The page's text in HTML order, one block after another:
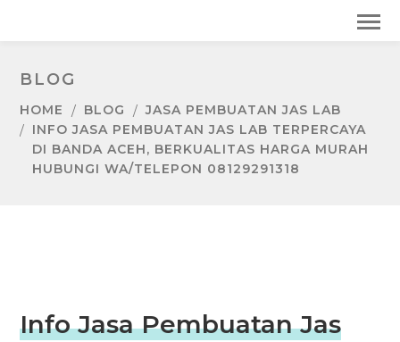
BLOG
HOME BLOG
JASA PEMBUATAN JAS LAB
INFO JASA PEMBUATAN JAS LAB TERPERCAYA
DI BANDA ACEH, BERKUALITAS HARGA MURAH
HUBUNGI WA/TELEPON 08129291318
Info Jasa Pembuatan Jas